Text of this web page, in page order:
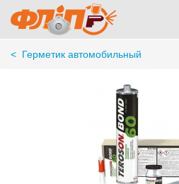
< Герметик автомобильный